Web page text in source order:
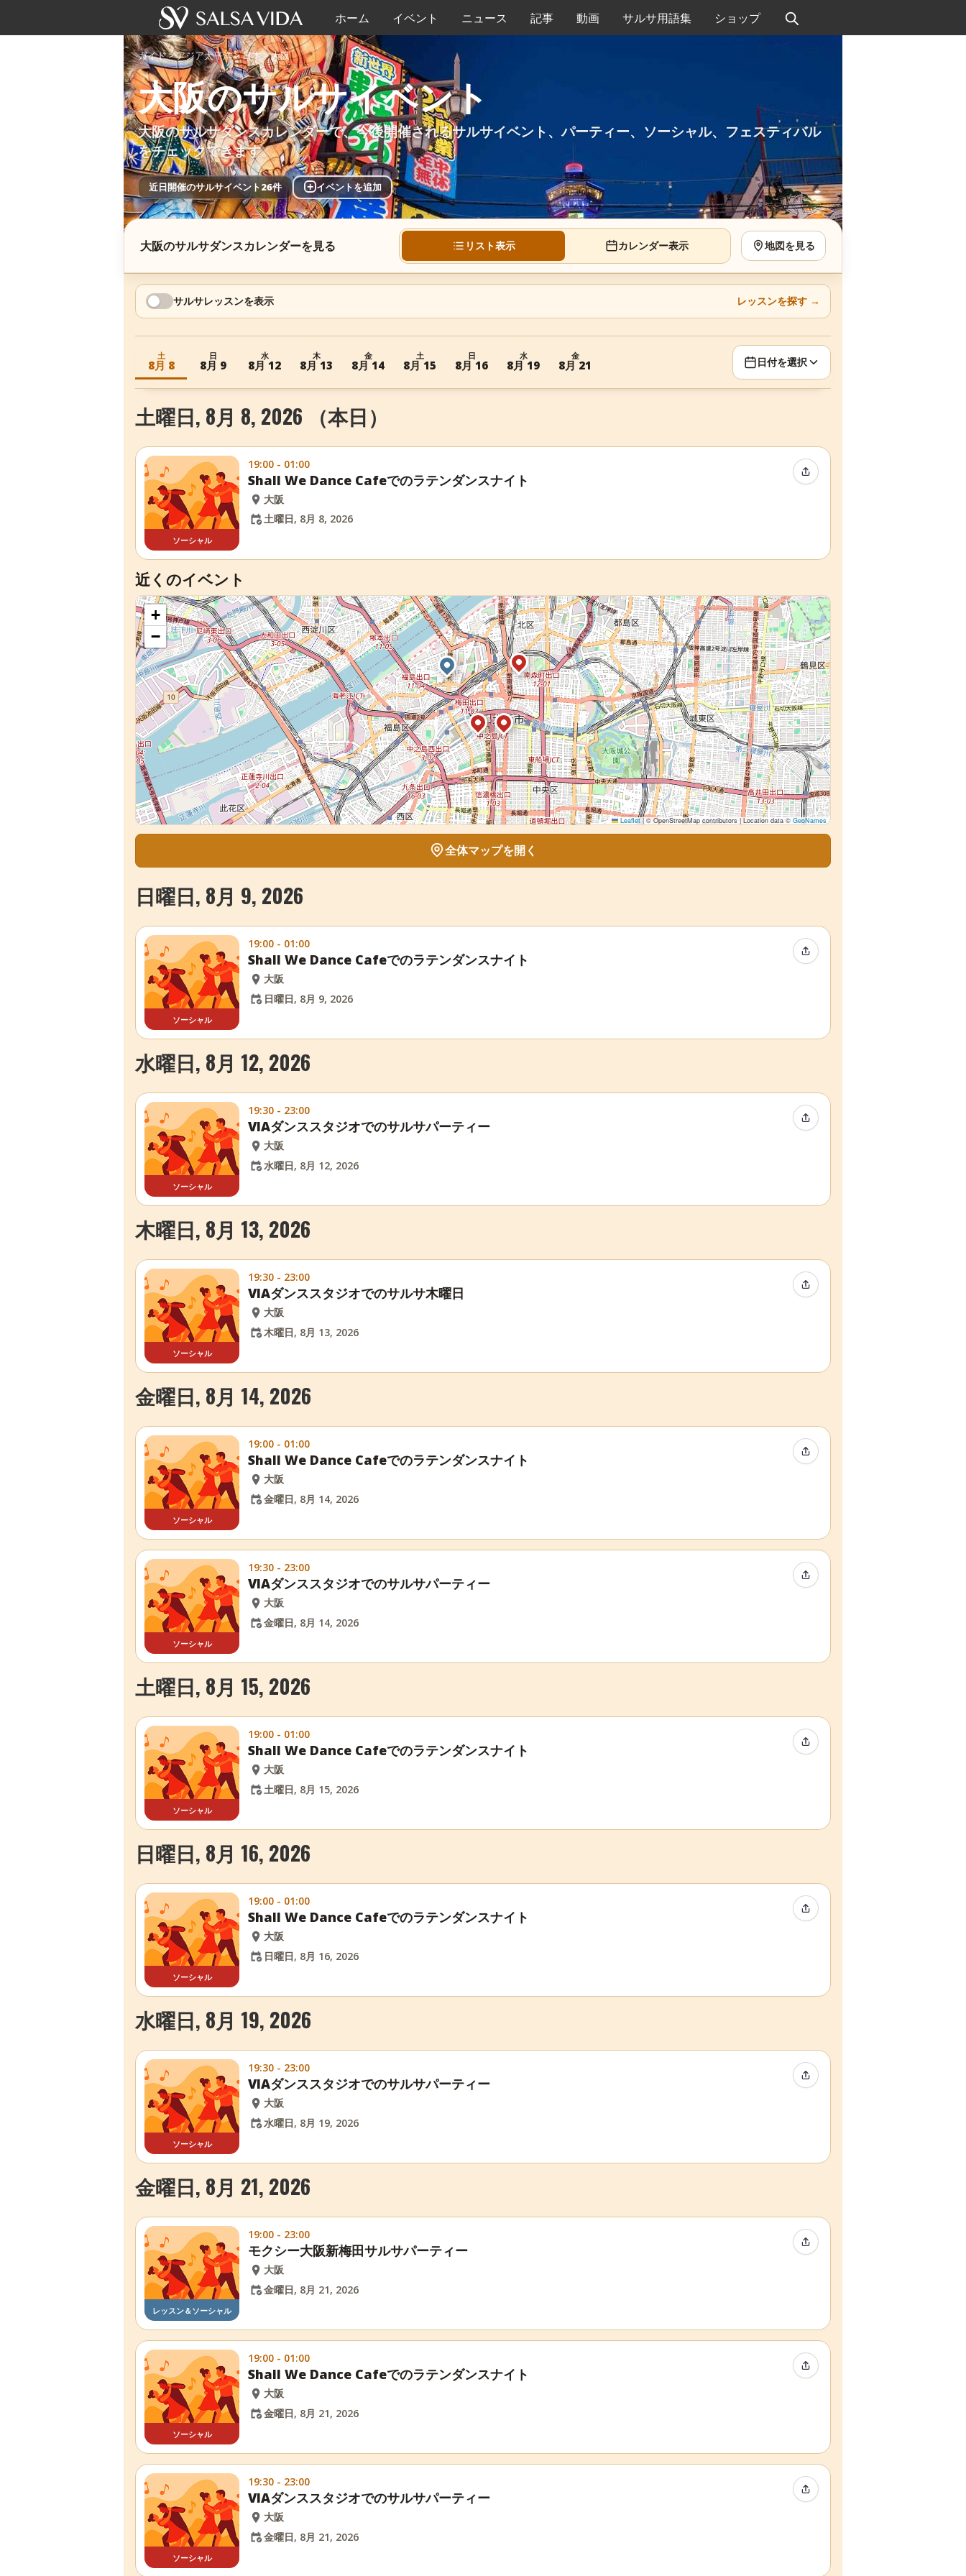
ホーム イベント ニュース 記事 動画 サルサ用語集 ショップ
ガイド>アジア太平洋>日本>大阪
大阪のサルサイベント
大阪のサルサダンスカレンダーで、今後開催されるサルサイベント、パーティー、ソーシャル、フェスティバル
をチェックできます。
近日開催のサルサイベント26件 + イベントを追加
大阪のサルサダンスカレンダーを見る リスト表示 カレンダー表示 地図を見る
サルサレッスンを表示 レッスンを探す →
土
8月 8
日
8月 9
水
8月 12
木
8月 13
金
8月 14
土
8月 15
日
8月 16
水
8月 19
金
8月 21 日付を選択
土曜日, 8月 8, 2026 （本日）
ソーシャル
19:00 - 01:00
Shall We Dance Cafeでのラテンダンスナイト
大阪
土曜日, 8月 8, 2026
イベントをシェア
近くのイベント
+
−
Leaflet |© OpenStreetMap contributors | Location data ©GeoNames
全体マップを開く
日曜日, 8月 9, 2026
ソーシャル
19:00 - 01:00
Shall We Dance Cafeでのラテンダンスナイト
大阪
日曜日, 8月 9, 2026
イベントをシェア
水曜日, 8月 12, 2026
ソーシャル
19:30 - 23:00
VIAダンススタジオでのサルサパーティー
大阪
水曜日, 8月 12, 2026
イベントをシェア
木曜日, 8月 13, 2026
ソーシャル
19:30 - 23:00
VIAダンススタジオでのサルサ木曜日
大阪
木曜日, 8月 13, 2026
イベントをシェア
金曜日, 8月 14, 2026
ソーシャル
19:00 - 01:00
Shall We Dance Cafeでのラテンダンスナイト
大阪
金曜日, 8月 14, 2026
イベントをシェア
ソーシャル
19:30 - 23:00
VIAダンススタジオでのサルサパーティー
大阪
金曜日, 8月 14, 2026
イベントをシェア
土曜日, 8月 15, 2026
ソーシャル
19:00 - 01:00
Shall We Dance Cafeでのラテンダンスナイト
大阪
土曜日, 8月 15, 2026
イベントをシェア
日曜日, 8月 16, 2026
ソーシャル
19:00 - 01:00
Shall We Dance Cafeでのラテンダンスナイト
大阪
日曜日, 8月 16, 2026
イベントをシェア
水曜日, 8月 19, 2026
ソーシャル
19:30 - 23:00
VIAダンススタジオでのサルサパーティー
大阪
水曜日, 8月 19, 2026
イベントをシェア
金曜日, 8月 21, 2026
レッスン＆ソーシャル
19:00 - 23:00
モクシー大阪新梅田サルサパーティー
大阪
金曜日, 8月 21, 2026
イベントをシェア
ソーシャル
19:00 - 01:00
Shall We Dance Cafeでのラテンダンスナイト
大阪
金曜日, 8月 21, 2026
イベントをシェア
ソーシャル
19:30 - 23:00
VIAダンススタジオでのサルサパーティー
大阪
金曜日, 8月 21, 2026
イベントをシェア